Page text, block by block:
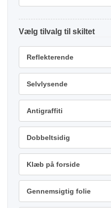
tilvalg
Reflekterende
Selvlysende
Antigraffiti
Dobbeltsidig
Klæb på forside
Gennemsigtig folie